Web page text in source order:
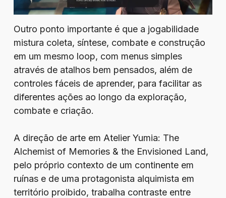
Outro ponto importante é que a jogabilidade
mistura coleta, síntese, combate e construção
em um mesmo loop, com menus simples
através de atalhos bem pensados, além de
controles fáceis de aprender, para facilitar as
diferentes ações ao longo da exploração,
combate e criação.
A direção de arte em Atelier Yumia: The
Alchemist of Memories & the Envisioned Land,
pelo próprio contexto de um continente em
ruínas e de uma protagonista alquimista em
território proibido, trabalha contraste entre